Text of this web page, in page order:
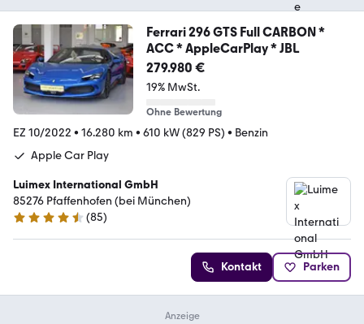
Ferrari 296 GTS Full CARBON *
ACC * AppleCarPlay * JBL
279.980 €
19% MwSt.
Ohne Bewertung
EZ 10/2022 • 16.280 km • 610 kW (829 PS) • Benzin
Apple Car Play
Luimex International GmbH
85276 Pfaffenhofen (bei München)
4.7 Sterne
(85)
Kontakt Parken